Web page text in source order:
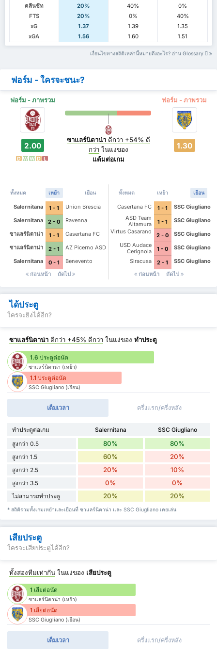
คลีนชีท
20% 40%
0%
FTS
20% 0%
40%
xG
1.37 1.39
1.35
xGA
1.56 1.60 1.51
เงื่อนไขทางสถิติเหล่านี้หมายถึงอะไร? อ่าน Glossary
ฟอร์ม - ใครจะชนะ?
ฟอร์ม - ภาพรวม ฟอร์ม - ภาพรวม
2.00
D W W D L
ซาแลร์นิตาน่าดีกว่า +54% ดี
กว่าในแง่ของ
แต้มต่อเกม
1.30
ทั้งหมด เหย้า เยือน
Salernitana 1 - 1
Union Brescia
Salernitana
2 - 0
Ravenna
ซาแลร์นิตาน่า
1 - 1
Casertana FC
ซาแลร์นิตาน่า
2 - 1
AZ Picerno ASD
Salernitana
0 - 1
Benevento
ก่อนหน้า
ถัดไป
ทั้งหมด เหย้า เยือน
Casertana FC 1 - 1
SSC Giugliano
ASD Team
Altamura
1 - 1
SSC Giugliano
Virtus Casarano
2 - 0
SSC Giugliano
USD Audace
Cerignola
1 - 0
SSC Giugliano
Siracusa
2 - 1
SSC Giugliano
ก่อนหน้า
ถัดไป
ได้ประตู
ใครจะยิงได้อีก?
ซาแลร์นิตาน่า ดีกว่า +45% ดีกว่า ในแง่ของ ทำประตู
1.6 ประตูต่อนัด
ซาแลร์นิตาน่า (เหย้า)
1.1 ประตูต่อนัด
SSC Giugliano (เยือน)
เต็มเวลา ครึ่งแรก/ครึ่งหลัง
ทำประตูต่อเกม Salernitana
SSC Giugliano
สูงกว่า 0.5
80% 80%
สูงกว่า 1.5 60% 20%
สูงกว่า 2.5 20% 10%
สูงกว่า 3.5 0% 0%
ไม่สามารถทำประตู 20% 20%
* สถิติรวมทั้งเกมเหย้าและเยือนที่ ซาแลร์นิตาน่า และ SSC Giugliano เคยเล่น
เสียประตู
ใครจะเสียประตูได้อีก?
ทั้งสองทีมเท่ากัน ในแง่ของ เสียประตู
1 เสียต่อนัด
ซาแลร์นิตาน่า (เหย้า)
1 เสียต่อนัด
SSC Giugliano (เยือน)
เต็มเวลา ครึ่งแรก/ครึ่งหลัง